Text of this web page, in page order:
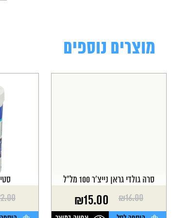
מוצרים נוספים
סרה גולדי גראן נייצ'ר 100 מל"ל
₪16.00
המחיר
המקורי
₪15.00
המחיר
הנוכחי